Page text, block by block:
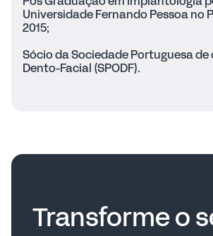
Universidade Fernando Pessoa no
2015;
Sócio da Sociedade Portuguesa
Dento-Facial (SPODF).
Transforme o